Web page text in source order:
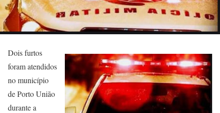
Dois furtos
foram atendidos
no município
de Porto União
durante a